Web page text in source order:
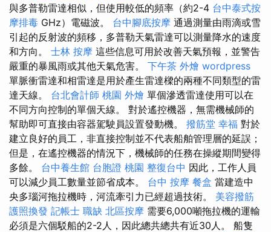
與多普勒雷達相似，但使用較低的頻率（約2-4 台中泰式按
摩排毒 GHz）電磁波。 台中腳底按摩 通過測量由雨滴或雪
引起的反射波的頻移，多普勒天氣雷達可以測量降水的速度
和方向。 士林 按摩 這些信息可用於改善天氣預報，並警告
嚴重的暴風雨或其他天氣危害。 下午茶 外燴 wordpress
單脈衝雷達和相雷達是用於產生雷達樑的兩種不同類型的雷
達天線。 台北會計師 桃園 外燴 單個滲透雷達使用可以在
不同方向控制的單個天線。 對於遙控機器，無需機械師的
幫助即可直接由容器駕駛員設置發動機。 撥筋堂 幸福 對於
建立良好的員工，非直接控制並不代表船舶管理層的延誤；
但是，在遙控機器的情況下，機械師的任務在操縱期間變得
多餘。 台中養生館 台胞證 桃園 整復台中 因此，工作人員
可以減少員工數量並節省成本。 台中 按摩 餐盒 當建造中
央多瑙河拖拉機時，河流牽引力已經超過技術。 美容撥筋
護照換發 記帳士 職缺 北區按摩 需要6,000噸拖拉機的運輸
必須是六個駁船的2-2人，因此總共總共有近30人。 船隻